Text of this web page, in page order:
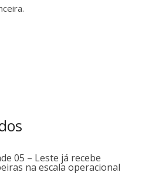
05 – Leste já recebe
na escala operacional